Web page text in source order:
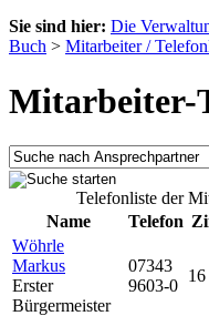
Sie sind hier: Die
Buch > Mitarbeiter /
Mitarbeiter-
Telefonliste der
Name
Telefon
Wöhrle
Markus
Erster
Bürgermeister
07343
9603-0
16